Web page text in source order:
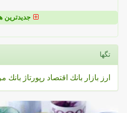
جدیدترین
تگها
ارز بازار بانك اقتصاد رپورتاژ بانك